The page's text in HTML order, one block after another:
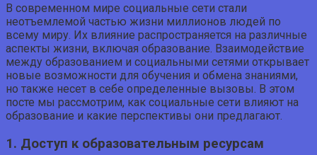
В современном мире социальные сети стали
неотъемлемой частью жизни миллионов людей по
всему миру. Их влияние распространяется на различные
аспекты жизни, включая образование. Взаимодействие
между образованием и социальными сетями открывает
новые возможности для обучения и обмена знаниями,
но также несет в себе определенные вызовы. В этом
посте мы рассмотрим, как социальные сети влияют на
образование и какие перспективы они предлагают.
1. Доступ к образовательным ресурсам